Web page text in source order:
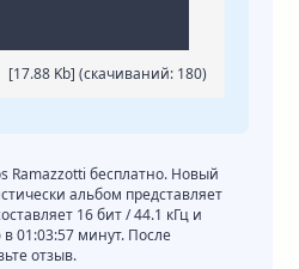
[17.88 Kb] (cкачиваний: 180)
Ramazzotti бесплатно. Новый
альбом представляет
16 бит / 44.1 кГц и
01:03:57 минут. После
отзыв.